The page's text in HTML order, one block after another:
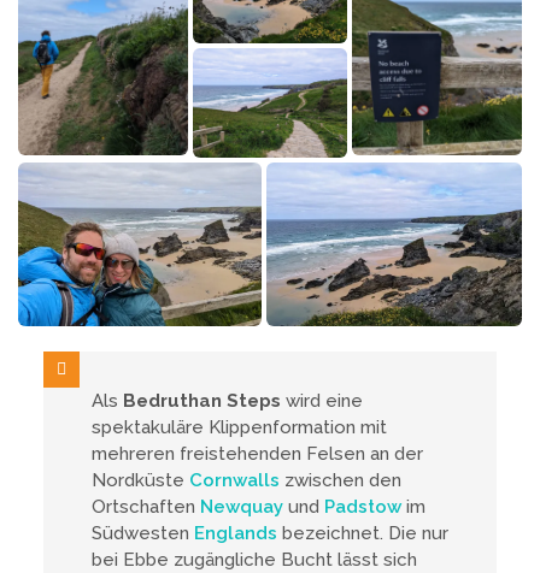
Als Bedruthan Steps wird eine
spektakuläre Klippenformation mit
mehreren freistehenden Felsen an der
Nordküste Cornwalls zwischen den
Ortschaften Newquay und Padstowim
Südwesten Englands bezeichnet. Die nur
bei Ebbe zugängliche Bucht lässt sich